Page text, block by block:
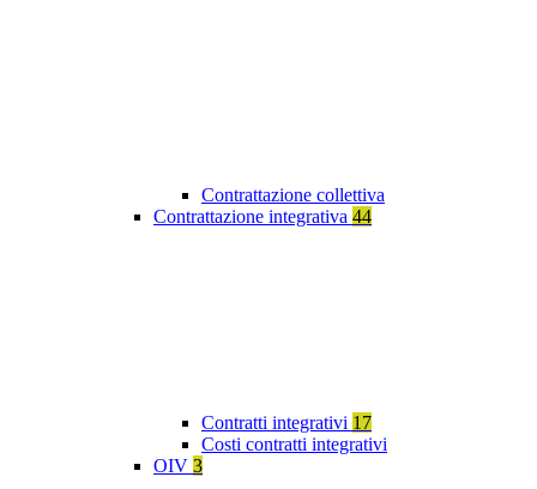
Contrattazione collettiva
Contrattazione integrativa 44
Contratti integrativi 17
Costi contratti integrativi
OIV 3